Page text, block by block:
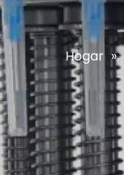
Hogar »